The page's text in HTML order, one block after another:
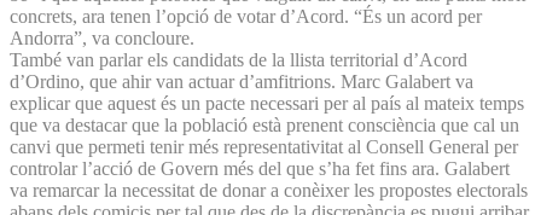
concrets, ara tenen l’opció de votar d’Acord. “És un acord per
Andorra”, va concloure.
També van parlar els candidats de la llista territorial d’Acord
d’Ordino, que ahir van actuar d’amfitrions. Marc Galabert va
explicar que aquest és un pacte necessari per al país al mateix temps
que va destacar que la població està prenent consciència que cal un
canvi que permeti tenir més representativitat al Consell General per
controlar l’acció de Govern més del que s’ha fet fins ara. Galabert
va remarcar la necessitat de donar a conèixer les propostes electorals